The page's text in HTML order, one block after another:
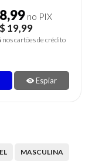
no PIX
17,50
nos cartões de crédito
Espiar
MASCULINA